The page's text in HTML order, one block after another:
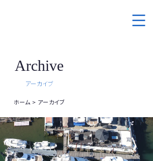
Archive
アーカイブ
ホーム アーカイブ